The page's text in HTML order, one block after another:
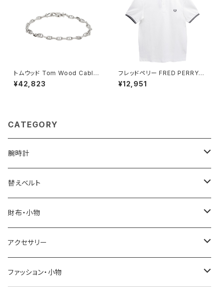
トムウッド Tom Wood Cable
Bracelet ブレスレット 10008
7-65 シルバー
¥42,823
フレッドペリー FRED PERRY T
he Fred Perry Shirt M3600
ポロシャツ M3600-200-WHI
¥12,951
CATEGORY
腕時計
ELGIN
SALVATORE MARRA
CASIO
GRANDEUR
替えベルト
COACH
DANIEL WELLINGTON
LACOSTE
財布・小物
SONNE
DUCT
アクセサリー
GUCCI
ファッション・小物